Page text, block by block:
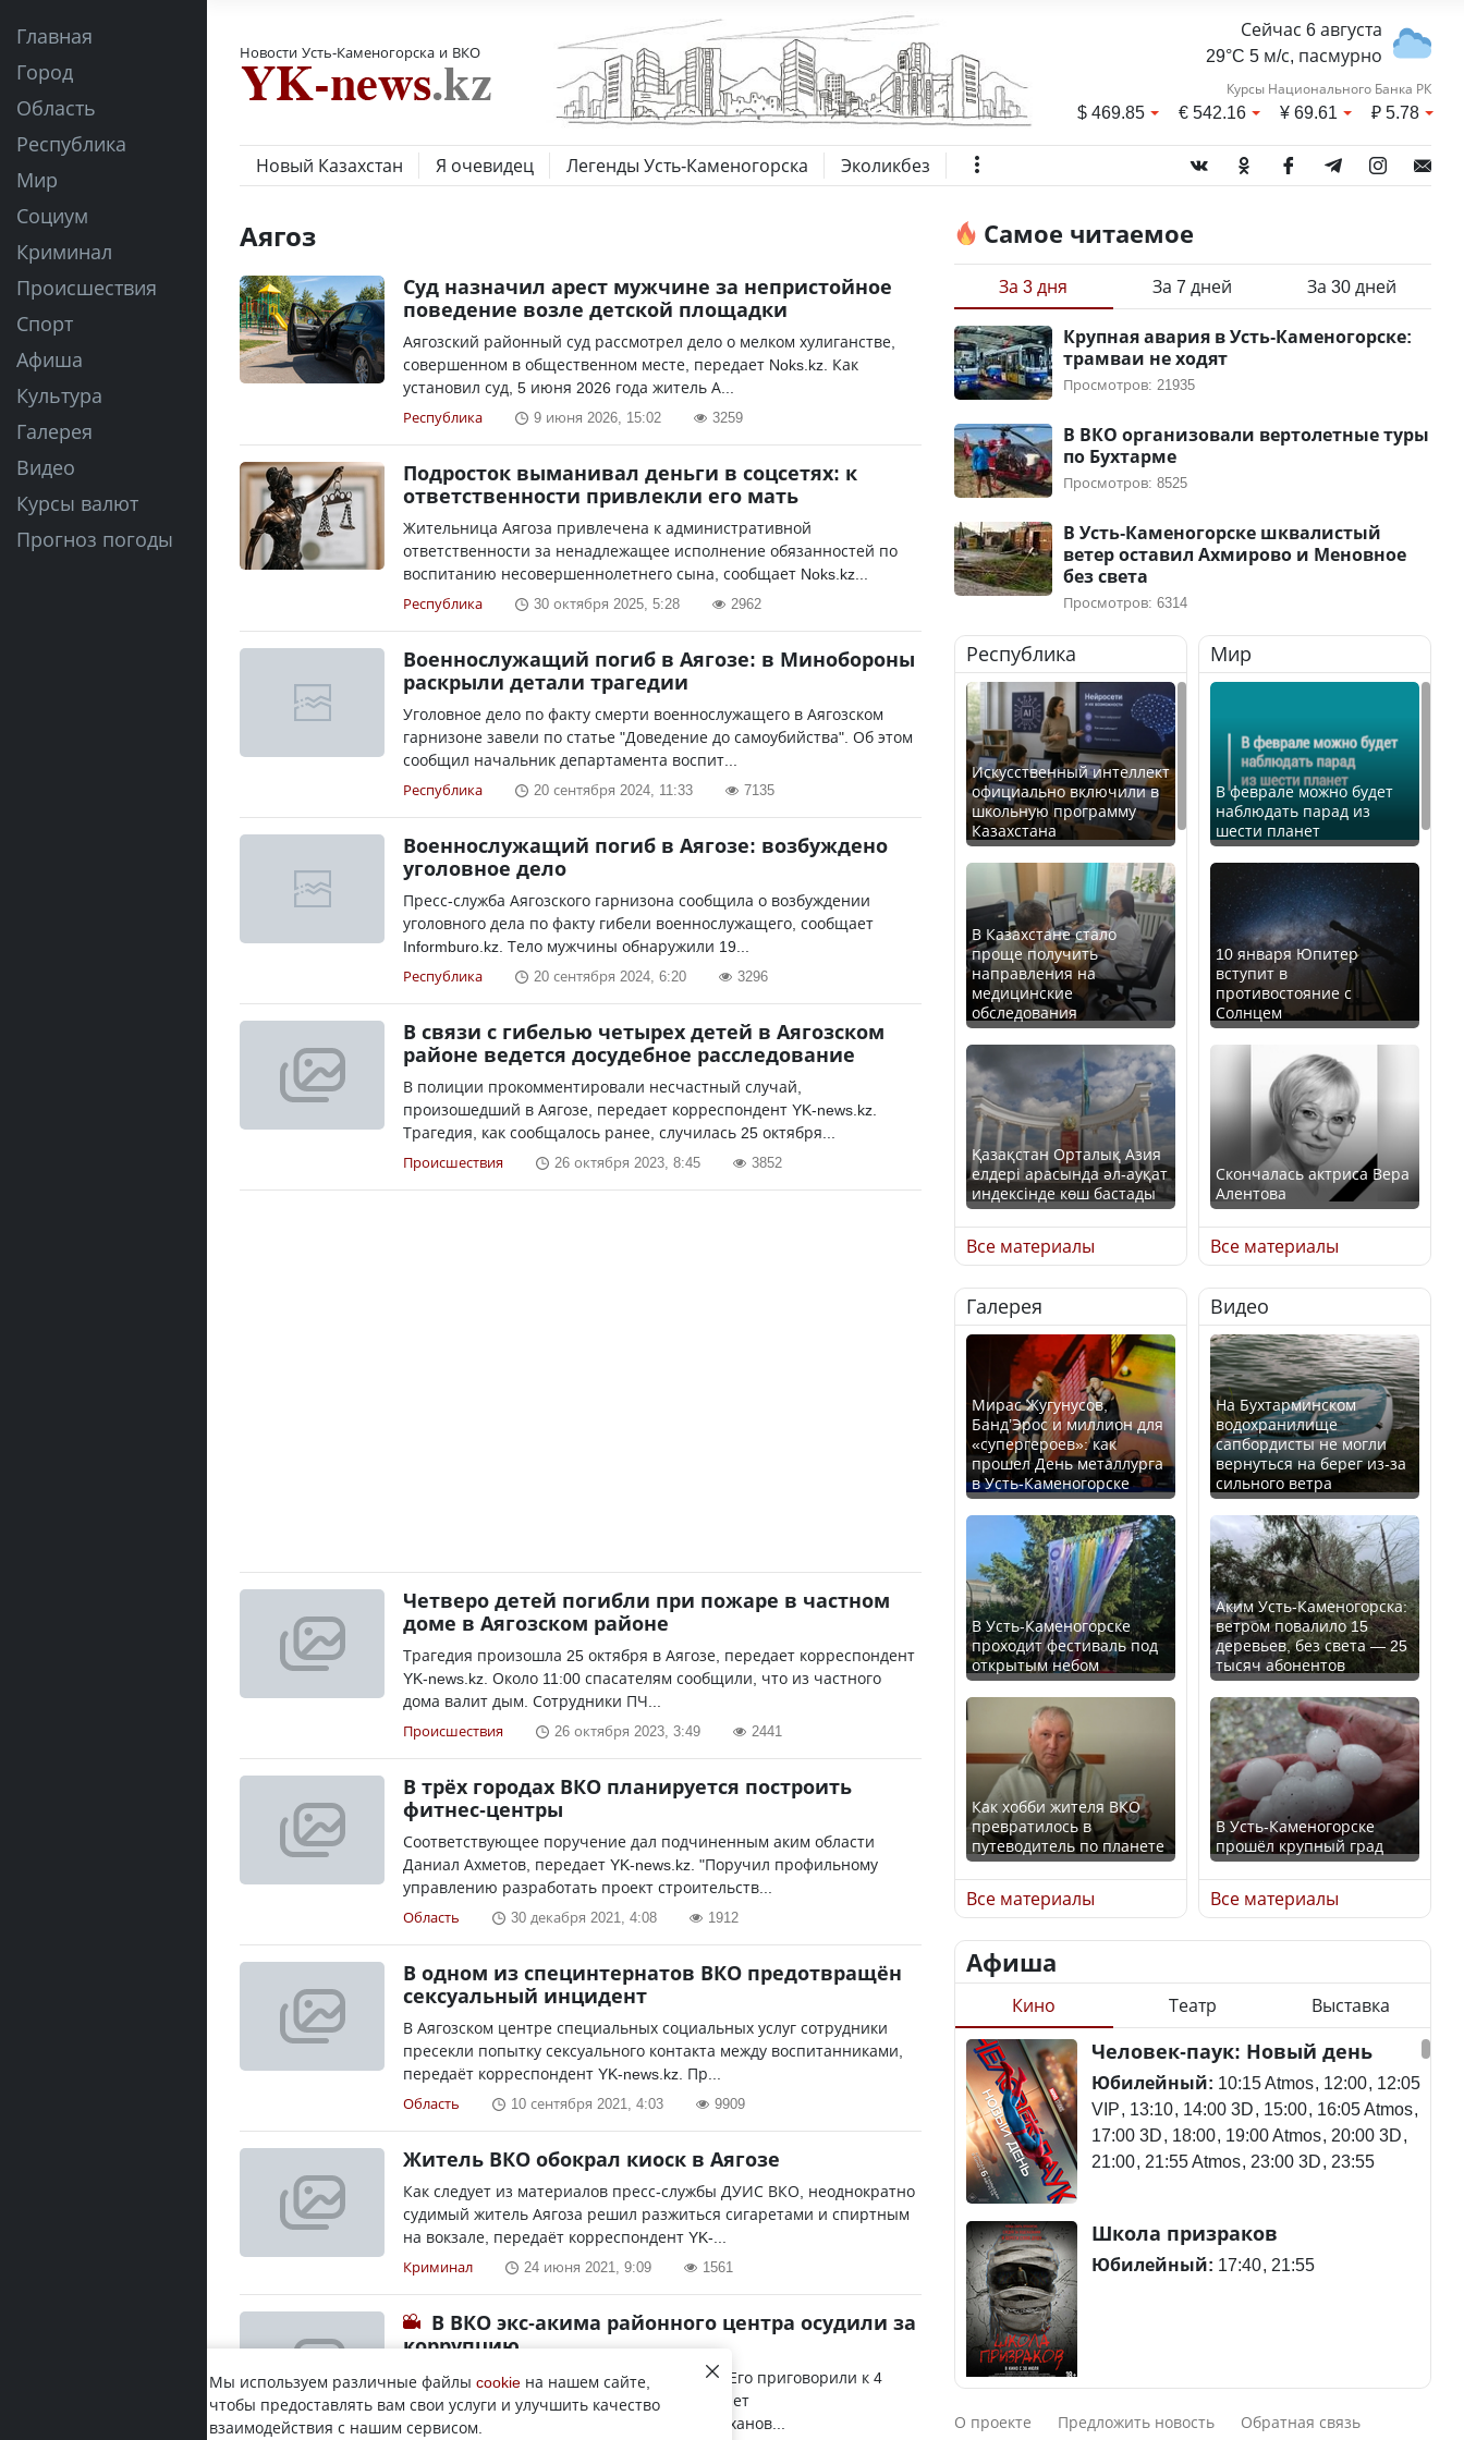
Главная
Город
Область
Республика
Мир
Социум
Криминал
Происшествия
Спорт
Афиша
Культура
Галерея
Видео
Курсы валют
Прогноз погоды
Новости Усть-Каменогорска и ВКО
Сейчас 6 августа
29°C 5 м/с, пасмурно
Курсы Национального Банка РК
$469.85 €542.16 ¥69.61 ₽5.78
Новый Казахстан Я очевидец Легенды Усть-Каменогорска Эколикбез
Аягоз
Суд назначил арест мужчине за непристойное
поведение возле детской площадки
Аягозский районный суд рассмотрел дело о мелком хулиганстве,
совершенном в общественном месте, передает Noks.kz. Как
установил суд, 5 июня 2026 года житель А...
Республика 9 июня 2026, 15:02 3259
Подросток выманивал деньги в соцсетях: к
ответственности привлекли его мать
Жительница Аягоза привлечена к административной
ответственности за ненадлежащее исполнение обязанностей по
воспитанию несовершеннолетнего сына, сообщает Noks.kz...
Республика 30 октября 2025, 5:28 2962
Военнослужащий погиб в Аягозе: в Минобороны
раскрыли детали трагедии
Уголовное дело по факту смерти военнослужащего в Аягозском
гарнизоне завели по статье "Доведение до самоубийства". Об этом
сообщил начальник департамента воспит...
Республика 20 сентября 2024, 11:33 7135
Военнослужащий погиб в Аягозе: возбуждено
уголовное дело
Пресс-служба Аягозского гарнизона сообщила о возбуждении
уголовного дела по факту гибели военнослужащего, сообщает
Informburo.kz. Тело мужчины обнаружили 19...
Республика 20 сентября 2024, 6:20 3296
В связи с гибелью четырех детей в Аягозском
районе ведется досудебное расследование
В полиции прокомментировали несчастный случай,
произошедший в Аягозе, передает корреспондент YK-news.kz.
Трагедия, как сообщалось ранее, случилась 25 октября...
Происшествия 26 октября 2023, 8:45 3852
Четверо детей погибли при пожаре в частном
доме в Аягозском районе
Трагедия произошла 25 октября в Аягозе, передает корреспондент
YK-news.kz. Около 11:00 спасателям сообщили, что из частного
дома валит дым. Сотрудники ПЧ...
Происшествия 26 октября 2023, 3:49 2441
В трёх городах ВКО планируется построить
фитнес-центры
Соответствующее поручение дал подчиненным аким области
Даниал Ахметов, передает YK-news.kz. "Поручил профильному
управлению разработать проект строительств...
Область 30 декабря 2021, 4:08 1912
В одном из специнтернатов ВКО предотвращён
сексуальный инцидент
В Аягозском центре специальных социальных услуг сотрудники
пресекли попытку сексуального контакта между воспитанниками,
передаёт корреспондент YK-news.kz. Пр...
Область 10 сентября 2021, 4:03 9909
Житель ВКО обокрал киоск в Аягозе
Как следует из материалов пресс-службы ДУИС ВКО, неоднократно
судимый житель Аягоза решил разжиться сигаретами и спиртным
на вокзале, передаёт корреспондент YK-...
Криминал 24 июня 2021, 9:09 1561
В ВКО экс-акима районного центра осудили за
коррупцию
В ВКО завершился суд над акимом Аягоза. Его приговорили к 4
годам 5 месяцам лишения свободы, передает
корреспондент Tengrinews.kz. Куаныш Азыханов...
Самое читаемое
За 3 дня За 7 дней За 30 дней
Крупная авария в Усть-Каменогорске:
трамваи не ходят
Просмотров: 21935
В ВКО организовали вертолетные туры
по Бухтарме
Просмотров: 8525
В Усть-Каменогорске шквалистый
ветер оставил Ахмирово и Меновное
без света
Просмотров: 6314
Республика
Искусственный интеллект
официально включили в
школьную программу
Казахстана
В Казахстане стало
проще получить
направления на
медицинские
обследования
Қазақстан Орталық Азия
елдері арасында әл-ауқат
индексінде көш бастады
Казахстан возглавил
рейтинг благополучия
среди стран Центральной
Азии
Будут ли представлены
интересы регионов в
Курултае?
Ең төменгі жалақы,
алимент, экология: жеті
партия сайлаушылармен
нені талқылап жатыр?
Минимальная зарплата,
алименты, экология — о
чем говорят с
избирателями
представители партий
Министр рассказал, из
чего делают колбасу в
Казахстане
Министр объяснил,
почему казахстанские
товары могут стоить
дороже импортных
избирателей по стране
Все материалы
Мир
В феврале можно будет
наблюдать парад из
шести планет
10 января Юпитер
вступит в
противостояние с
Солнцем
Скончалась актриса Вера
Алентова
В РФ вынесен заочный
приговор по уголовному
делу об убийстве Игоря
Талькова
В России введены
дополнительные
ограничения для
казахстанских прав
Трамп официально
вступил в должность
президента США
Луну признали объектом
культурного наследия,
находящегося под
угрозой исчезновения
Станет ли
метапневмовирус
эпидемией, рассказали в
ВОЗ
потерпел крушение в
Южной Корее, погибли
120 человек
Актау: Путин принес
Все материалы
Галерея
Мирас Жугунусов,
Банд’Эрос и миллион для
«супергероев»: как
прошел День металлурга
в Усть-Каменогорске
В Усть-Каменогорске
проходит фестиваль под
открытым небом
Как хобби жителя ВКО
превратилось в
путеводитель по планете
Все материалы
Видео
На Бухтарминском
водохранилище
сапбордисты не могли
вернуться на берег из-за
сильного ветра
Аким Усть-Каменогорска:
ветром повалило 15
деревьев, без света — 25
тысяч абонентов
В Усть-Каменогорске
прошёл крупный град
Все материалы
Афиша
Кино Театр Выставка
Человек-паук: Новый день
Юбилейный: 10:15 Atmos 12:00 12:05
VIP 13:10 14:00 3D 15:00 16:05 Atmos
17:00 3D 18:00 19:00 Atmos 20:00 3D
21:00 21:55 Atmos 23:00 3D 23:55
Школа призраков
Юбилейный: 17:40 21:55
Смешарики сквозь вселенные
О проекте Предложить новость
Обратная связь
Мы используем различные файлы cookie на нашем сайте,
чтобы предоставлять вам свои услуги и улучшить качество
взаимодействия с нашим сервисом.